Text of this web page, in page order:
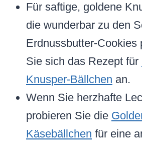
Für saftige, goldene
die wunderbar zu den
Erdnussbutter-Cookies
Sie sich das Rezept für
Knusper-Bällchen an.
Wenn Sie herzhafte
probieren Sie die
Käsebällchen für eine